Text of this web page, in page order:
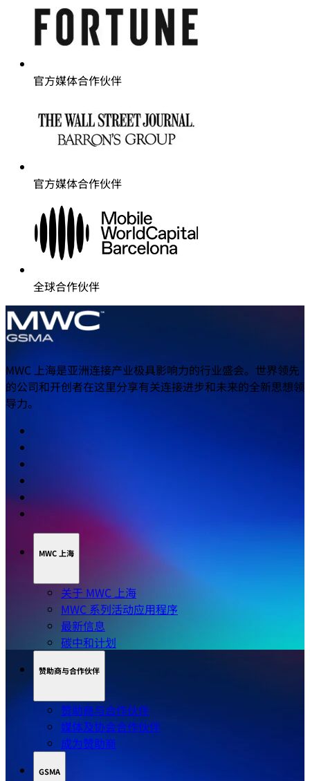
官方媒体合作伙伴
官方媒体合作伙伴
全球合作伙伴
MWC 上海是亚洲连接产业极具影响力的行业盛会。世界领先
的公司和开创者在这里分享有关连接进步和未来的全新思想领
导力。
MWC 上海
关于 MWC 上海
MWC 系列活动应用程序
最新信息
碳中和计划
赞助商与合作伙伴
赞助商与合作伙伴
媒体及协会合作伙伴
成为赞助商
GSMA